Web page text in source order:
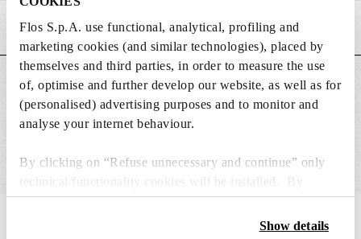
Flos S.p.A. use functional, analytical, profiling and
marketing cookies (and similar technologies), placed by
themselves and third parties, in order to measure the use
of, optimise and further develop our website, as well as for
(personalised) advertising purposes and to monitor and
analyse your internet behaviour.
By clicking on “Refuse unnecessary and continue” only
technical/functionality cookies will be installed. By
clicking on “Accept all” you consent to the use of all the
cookies. By clicking on “Change settings” you can accept
Show details
HAUPTMERKMALE
GEEIGNET FÜR
1von12